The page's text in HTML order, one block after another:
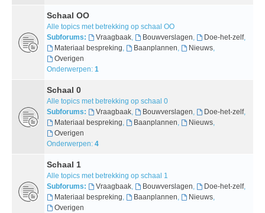
Schaal OO
Alle topics met betrekking op schaal OO
Subforums:
Vraagbaak, Bouwverslagen, Doe-het-zelf,
Materiaal bespreking, Baanplannen, Nieuws,
Overigen
Onderwerpen: 1
Schaal 0
Alle topics met betrekking op schaal 0
Subforums:
Vraagbaak, Bouwverslagen, Doe-het-zelf,
Materiaal bespreking, Baanplannen, Nieuws,
Overigen
Onderwerpen: 4
Schaal 1
Alle topics met betrekking op schaal 1
Subforums:
Vraagbaak, Bouwverslagen, Doe-het-zelf,
Materiaal bespreking, Baanplannen, Nieuws,
Overigen